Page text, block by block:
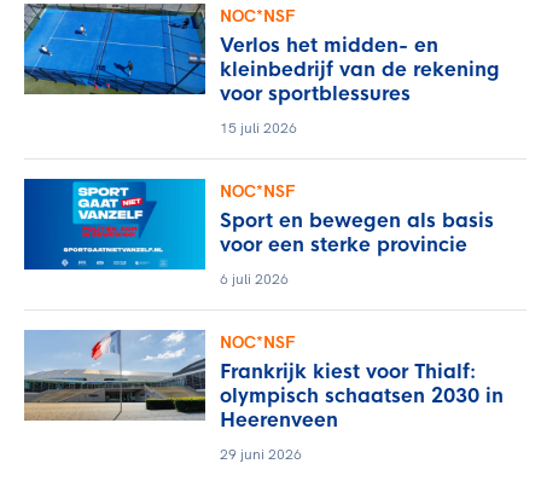
NOC*NSF
Verlos het midden- en
kleinbedrijf van de rekening
voor sportblessures
15 juli 2026
NOC*NSF
Sport en bewegen als basis
voor een sterke provincie
6 juli 2026
NOC*NSF
Frankrijk kiest voor Thialf:
olympisch schaatsen 2030 in
Heerenveen
29 juni 2026